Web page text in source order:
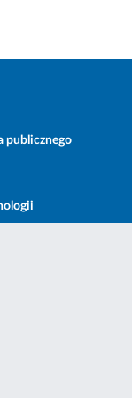
publicznego